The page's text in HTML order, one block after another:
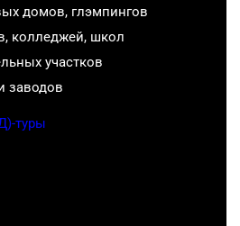
домов, глэмпингов
колледжей, школ
участков
заводов
туры